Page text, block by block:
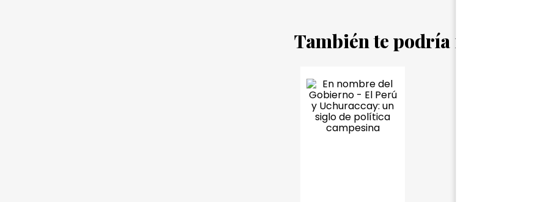
También te podría interesar...